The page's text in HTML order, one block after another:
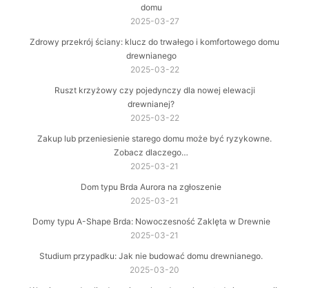
domu
2025-03-27
Zdrowy przekrój ściany: klucz do trwałego i komfortowego domu
drewnianego
2025-03-22
Ruszt krzyżowy czy pojedynczy dla nowej elewacji
drewnianej?
2025-03-22
Zakup lub przeniesienie starego domu może być ryzykowne.
Zobacz dlaczego…
2025-03-21
Dom typu Brda Aurora na zgłoszenie
2025-03-21
Domy typu A-Shape Brda: Nowoczesność Zaklęta w Drewnie
2025-03-21
Studium przypadku: Jak nie budować domu drewnianego.
2025-03-20